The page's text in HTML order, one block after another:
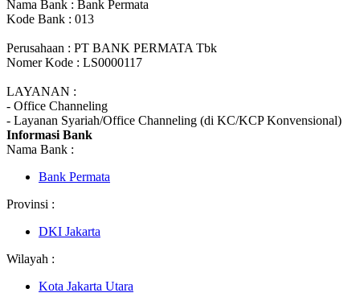
Nama Bank : Bank Permata
Kode Bank : 013
Perusahaan : PT BANK PERMATA Tbk
Nomer Kode : LS0000117
LAYANAN :
- Office Channeling
- Layanan Syariah/Office Channeling (di KC/KCP Konvensional)
Informasi Bank
Nama Bank :
Bank Permata
Provinsi :
DKI Jakarta
Wilayah :
Kota Jakarta Utara